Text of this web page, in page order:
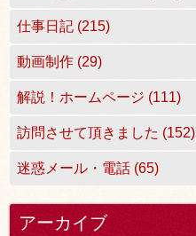
仕事日記 (215)
動画制作 (29)
解説！ホームページ (111)
訪問させて頂きました (152)
迷惑メール・電話 (65)
アーカイブ